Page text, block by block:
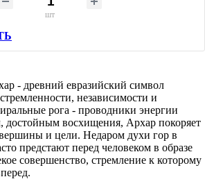
шт
- древний евразийский символ
независимости и
рога - проводники энергии
достойным восхищения, Архар покоряет
и цели. Недаром духи гор в
предстают перед человеком в образе
совершенство, стремление к которому